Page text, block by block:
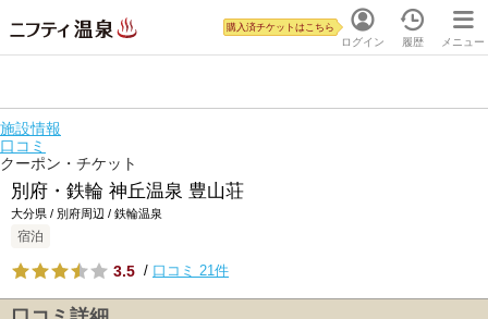
ログイン
購入済チケットはこちら
履歴 メニュー
施設情報
口コミ
クーポン・チケット
別府・鉄輪 神丘温泉 豊山荘
大分県 / 別府周辺 / 鉄輪温泉
宿泊
3.5 / 口コミ 21件